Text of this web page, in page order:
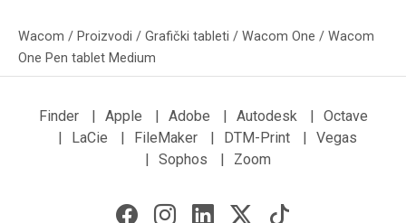
Wacom / Proizvodi / Grafički tableti / Wacom One / Wacom
One Pen tablet Medium
Finder | Apple | Adobe | Autodesk | Octave
|
LaCie | FileMaker | DTM-Print | Vegas
| Sophos | Zoom